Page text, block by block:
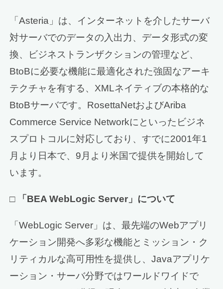
「Asteria」は、インターネットを介したサーバ
対サーバでのデータの入出力、データ形式の変
換、ビジネストランザクションの管理など、
BtoBに必要な機能に最適化された強固なアーキ
テクチャを有する、XMLネイティブの本格的な
BtoBサーバです。RosettaNetおよびAriba
Commerce Service Networkにといったビジネ
スプロトコルに対応しており、すでに2001年1
月より日本で、9月より米国で提供を開始して
います。
□ 「BEA WebLogic Server」について
「WebLogic Server」は、最先端のWebアプリ
ケーション開発へ多彩な機能とミッション・ク
リティカルな高可用性を提供し、Javaアプリケ
ーション・サーバ分野ではワールドワイドで